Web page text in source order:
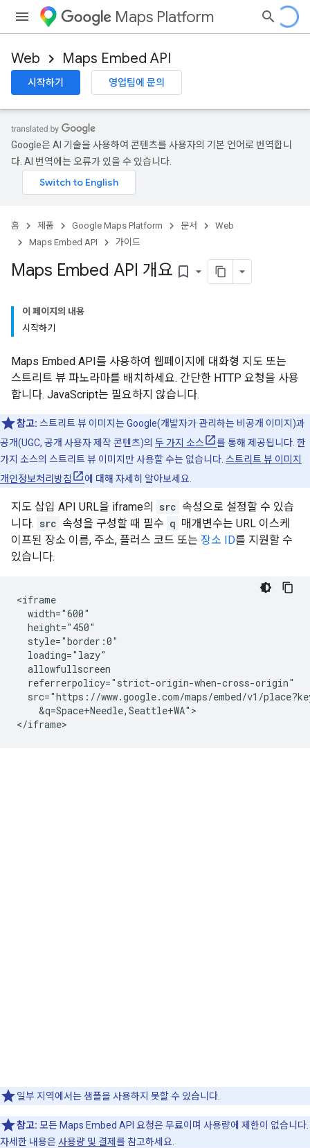
Maps Platform
Web Maps Embed API
시작하기 영업팀에 문의
Google은 AI 기술을 사용하여 콘텐츠를 사용자의 기본 언어로 번역합니
다. AI 번역에는 오류가 있을 수 있습니다.
홈 제품 Google Maps Platform 문서
Web
Maps Embed API
가이드
Maps Embed API 개요 bookmark_border
이 페이지의 내용
시작하기
Maps Embed API를 사용하여 웹페이지에 대화형 지도 또는
스트리트 뷰 파노라마를 배치하세요. 간단한 HTTP 요청을 사용
합니다. JavaScript는 필요하지 않습니다.
참고: 스트리트 뷰 이미지는 Google(개발자가 관리하는 비공개 이미지)과
공개(UGC, 공개 사용자 제작 콘텐츠)의 두 가지 소스
를 통해 제공됩니다. 한
가지 소스의 스트리트 뷰 이미지만 사용할 수는 없습니다. 스트리트 뷰 이미지
개인정보처리방침
에 대해 자세히 알아보세요.
지도 삽입 API URL을 iframe의 src 속성으로 설정할 수 있습
니다. src 속성을 구성할 때 필수 q 매개변수는 URL 이스케
이프된 장소 이름, 주소, 플러스 코드 또는 장소 ID를 지원할 수
있습니다.
<iframe
  width="600"
  height="450"
  style="border:0"
  loading="lazy"
  allowfullscreen
  referrerpolicy="strict-origin-when-cross-origin"
src="https://www.google.com/maps/embed/v1/
    &q=Space+Needle,Seattle+WA">
</iframe>
일부 지역에서는 샘플을 사용하지 못할 수 있습니다.
참고: 모든 Maps Embed API 요청은 무료이며 사용량에 제한이 없습니다.
자세한 내용은 사용량 및 결제 를 참고하세요.